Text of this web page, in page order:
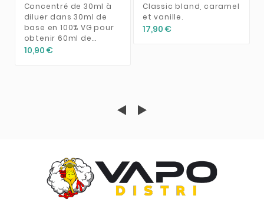
Concentré de 30ml à
diluer dans 30ml de
base en 100% VG pour
obtenir 60ml de...
10,90 €
Classic bland, caramel
et vanille.
17,90 €